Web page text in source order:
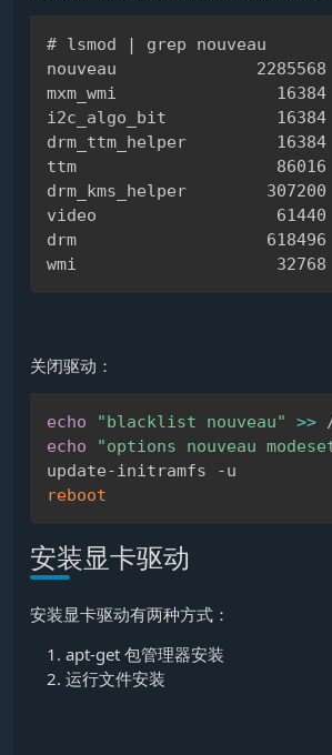
# lsmod | grep nouveau
nouveau
mxm_wmi                16384
i2c_algo_bit           16384
drm_ttm_helper         16384
ttm                    86016  2
drm_kms_helper
video                  61440
drm                   618496  6
关闭驱动：
echo "blacklist nouveau"
>>
echo
"options nouveau
reboot
安装显卡驱动
安装显卡驱动有两种方式：
apt-get 包管理器安装
运行文件安装